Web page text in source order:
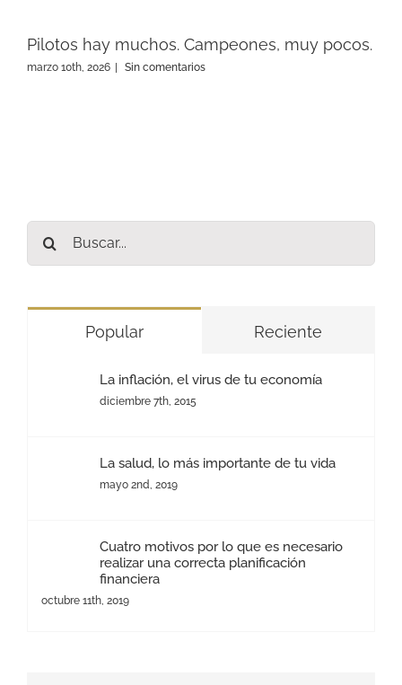
Pilotos hay muchos. Campeones, muy pocos.
marzo 10th, 2026 | Sin comentarios
Buscar:
Popular Reciente
La inflación, el virus de tu economía
diciembre 7th, 2015
La salud, lo más importante de tu vida
mayo 2nd, 2019
Cuatro motivos por lo que es necesario
realizar una correcta planificación
financiera
octubre 11th, 2019